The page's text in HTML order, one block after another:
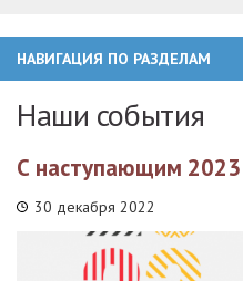
НАВИГАЦИЯ ПО РАЗДЕЛАМ
Наши события
С наступающим
30 декабря 2022